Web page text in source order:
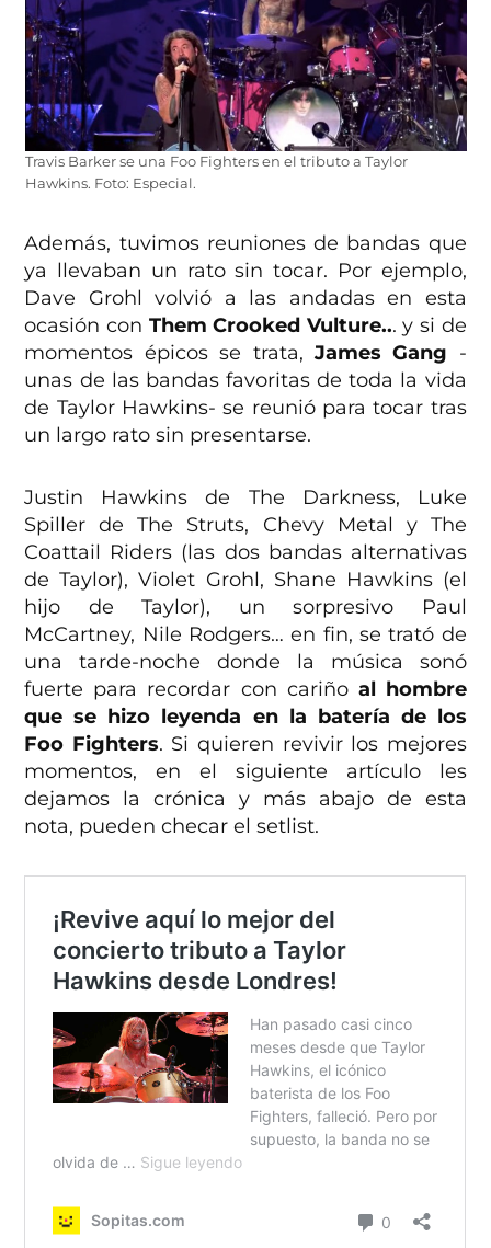
Travis Barker se una Foo Fighters en el tributo a Taylor
Hawkins. Foto: Especial.
Además, tuvimos reuniones de bandas que
ya llevaban un rato sin tocar. Por ejemplo,
Dave Grohl volvió a las andadas en esta
ocasión con Them Crooked Vulture... y si de
momentos épicos se trata, James Gang -
unas de las bandas favoritas de toda la vida
de Taylor Hawkins- se reunió para tocar tras
un largo rato sin presentarse.
Justin Hawkins de The Darkness, Luke
Spiller de The Struts, Chevy Metal y The
Coattail Riders (las dos bandas alternativas
de Taylor), Violet Grohl, Shane Hawkins (el
hijo de Taylor), un sorpresivo Paul
McCartney, Nile Rodgers… en fin, se trató de
una tarde-noche donde la música sonó
fuerte para recordar con cariño al hombre
que se hizo leyenda en la batería de los
Foo Fighters. Si quieren revivir los mejores
momentos, en el siguiente artículo les
dejamos la crónica y más abajo de esta
nota, pueden checar el setlist.